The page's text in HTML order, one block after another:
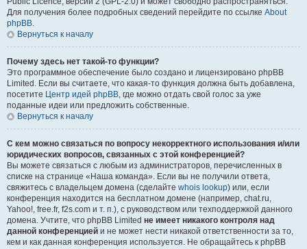
Для получения более подробных сведений перейдите по ссылке About
phpBB.
Вернуться к началу
Почему здесь нет такой-то функции?
Это программное обеспечение было создано и лицензировано phpBB
Limited. Если вы считаете, что какая-то функция должна быть добавлена,
посетите Центр идей phpBB, где можно отдать свой голос за уже
поданные идеи или предложить собственные.
Вернуться к началу
С кем можно связаться по вопросу некорректного использования и/или
юридических вопросов, связанных с этой конференцией?
Вы можете связаться с любым из администраторов, перечисленных в
списке на странице «Наша команда». Если вы не получили ответа,
свяжитесь с владельцем домена (сделайте whois lookup) или, если
конференция находится на бесплатном домене (например, chat.ru,
Yahoo!, free.fr, f2s.com и т. п.), с руководством или техподдержкой данного
домена. Учтите, что phpBB Limited не имеет никакого контроля над
данной конференцией и не может нести никакой ответственности за то,
кем и как данная конференция используется. Не обращайтесь к phpBB